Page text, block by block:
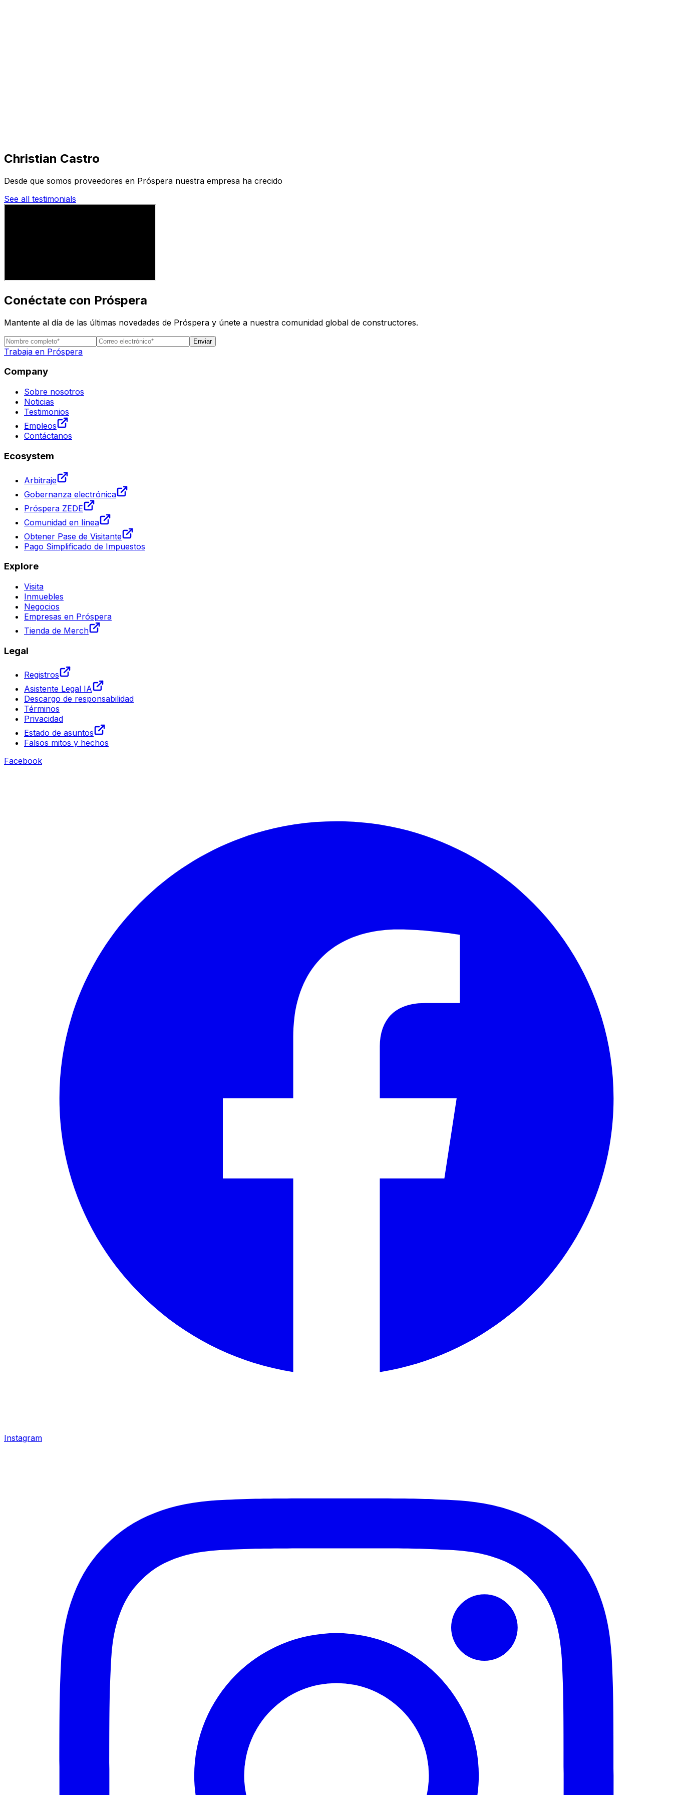
Christian Castro
Desde que somos proveedores en Próspera nuestra empresa ha crecido
See all testimonials
Conéctate con Próspera
Mantente al día de las últimas novedades de Próspera y únete a nuestra comunidad global de constructores.
Enviar
Trabaja en Próspera
Company
Sobre nosotros
Noticias
Testimonios
Empleos
Contáctanos
Ecosystem
Arbitraje
Gobernanza electrónica
Próspera ZEDE
Comunidad en línea
Obtener Pase de Visitante
Pago Simplificado de Impuestos
Explore
Visita
Inmuebles
Negocios
Empresas en Próspera
Tienda de Merch
Legal
Registros
Asistente Legal IA
Descargo de responsabilidad
Términos
Privacidad
Estado de asuntos
Falsos mitos y hechos
Facebook
Instagram